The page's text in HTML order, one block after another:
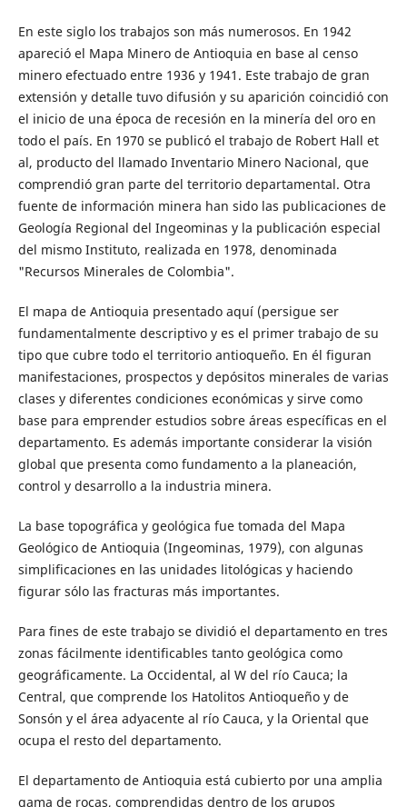
En este siglo los trabajos son más numerosos. En 1942
apareció el Mapa Minero de Antioquia en base al censo
minero efectuado entre 1936 y 1941. Este trabajo de gran
extensión y detalle tuvo difusión y su aparición coincidió con
el inicio de una época de recesión en la minería del oro en
todo el país. En 1970 se publicó el trabajo de Robert Hall et
al, producto del llamado Inventario Minero Nacional, que
comprendió gran parte del territorio departamental. Otra
fuente de información minera han sido las publicaciones de
Geología Regional del Ingeominas y la publicación especial
del mismo Instituto, realizada en 1978, denominada
"Recursos Minerales de Colombia".
El mapa de Antioquia presentado aquí (persigue ser
fundamentalmente descriptivo y es el primer trabajo de su
tipo que cubre todo el territorio antioqueño. En él figuran
manifestaciones, prospectos y depósitos minerales de varias
clases y diferentes condiciones económicas y sirve como
base para emprender estudios sobre áreas específicas en el
departamento. Es además importante considerar la visión
global que presenta como fundamento a la planeación,
control y desarrollo a la industria minera.
La base topográfica y geológica fue tomada del Mapa
Geológico de Antioquia (Ingeominas, 1979), con algunas
simplificaciones en las unidades litológicas y haciendo
figurar sólo las fracturas más importantes.
Para fines de este trabajo se dividió el departamento en tres
zonas fácilmente identificables tanto geológica como
geográficamente. La Occidental, al W del río Cauca; la
Central, que comprende los Hatolitos Antioqueño y de
Sonsón y el área adyacente al río Cauca, y la Oriental que
ocupa el resto del departamento.
El departamento de Antioquia está cubierto por una amplia
gama de rocas, comprendidas dentro de los grupos